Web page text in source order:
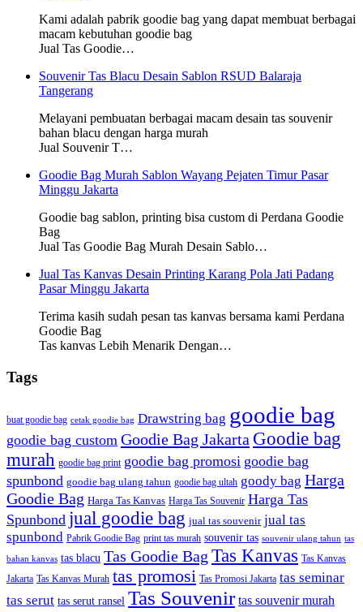
Kami adalah pabrik goodie bag yang dapat membuat berbagai
macam kebutuhan goodie bag
Jual Tas Goodie…
Souvenir Tas Blacu Desain Sablon RSUD Balaraja
Tangerang
Melayani pembuatan berbagai macam desain tas souvenir
bahan blacu dengan harga murah
Jual Souvenir T…
Goodie Bag Murah Sablon Wayang Pejaten Timur Pasar
Minggu Jakarta
Goodie bag sablon, printing bisa custom di Perdana Goodie
Bag
Jual Tas Goodie Bag Murah Desain Sablo…
Jual Tas Kanvas Desain Printing Karang Pola Jati Padang
Pasar Minggu Jakarta
Terima kasih sudah pesan tas kanvas bersama kami Perdana
Goodie Bag
Tas kanvas Lebih Menarik Dengan…
Tags
buat goodie bag cetak goodie bag Drawstring bag goodie bag
goodie bag custom Goodie Bag Jakarta Goodie bag
murah goodie bag print goodie bag promosi goodie bag
spunbond goodie bag ulang tahun goodie bag ultah goody bag Harga
Goodie Bag Harga Tas Kanvas Harga Tas Souvenir Harga Tas
Spunbond jual goodie bag jual tas souvenir jual tas
spunbond Pabrik Goodie Bag print tas murah souvenir tas souvenir ulang tahun tas
bahan kanvas tas blacu Tas Goodie Bag Tas Kanvas Tas Kanvas
Jakarta Tas Kanvas Murah tas promosi Tas Promosi Jakarta tas seminar
tas serut tas serut ransel Tas Souvenir tas souvenir murah